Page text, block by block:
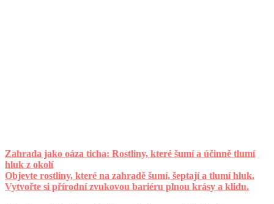
Zahrada jako oáza ticha: Rostliny, které šumí a účinně tlumí
hluk z okolí
Objevte rostliny, které na zahradě šumí, šeptají a tlumí hluk.
Vytvořte si přírodní zvukovou bariéru plnou krásy a klidu.